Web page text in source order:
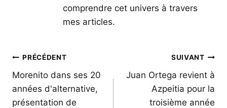
comprendre cet univers à travers
mes articles.
Navigation
de
l’article
PRÉCÉDENT
Morenito dans ses 20
années d'alternative,
présentation de
SUIVANT
Juan Ortega revient à
Azpeitia pour la
troisième année